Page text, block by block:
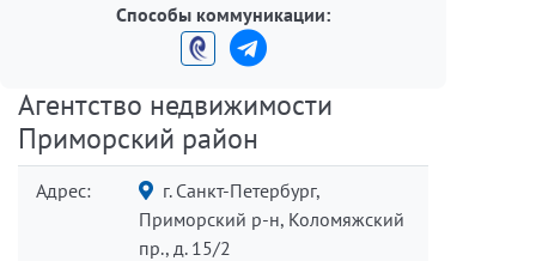
Способы коммуникации:
Агентство недвижимости
Приморский район
Адрес:
г. Санкт-Петербург,
Приморский р-н, Коломяжский
пр., д. 15/2